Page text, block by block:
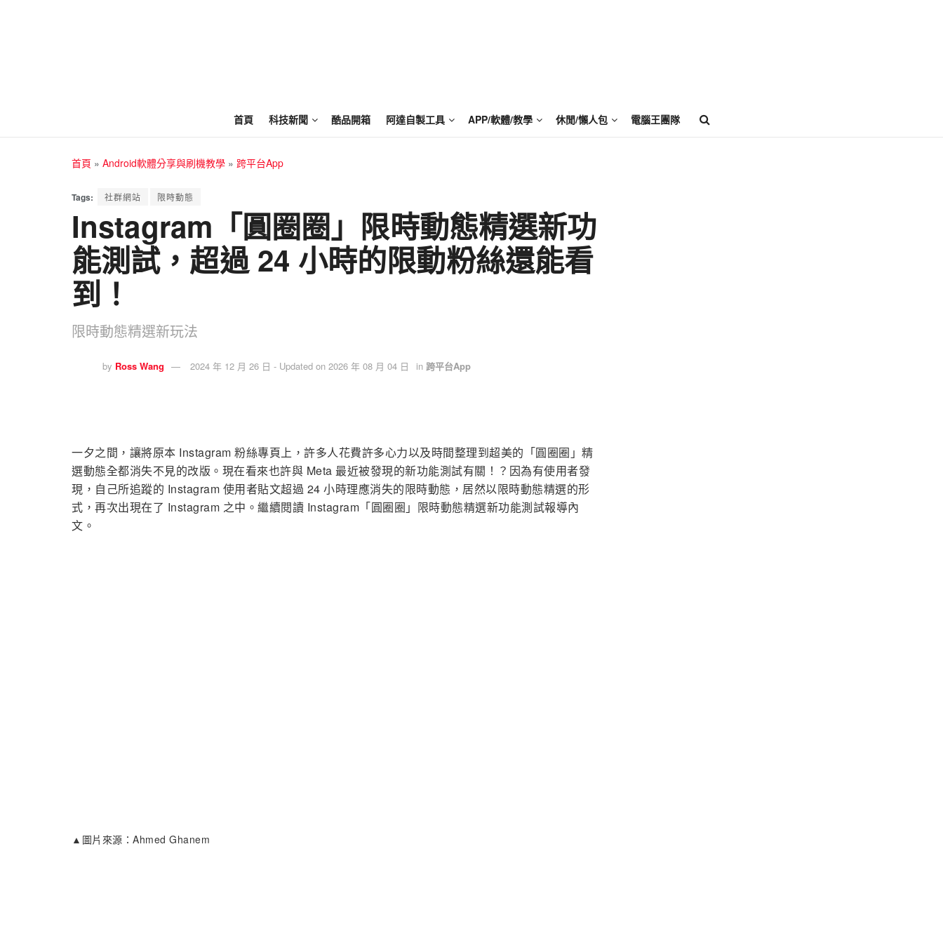
首頁 科技新聞 酷品開箱 阿達自製工具 APP/軟體/教學 休閒/懶人包 電腦王團隊
首頁 » Android軟體分享與刷機教學 » 跨平台App
Tags: 社群網站 限時動態
Instagram「圓圈圈」限時動態精選新功
能測試，超過 24 小時的限動粉絲還能看
到！
限時動態精選新玩法
by Ross Wang 2024 年 12 月 26 日 - Updated on 2026 年 08 月 04 日 in 跨平台App
一夕之間，讓將原本 Instagram 粉絲專頁上，許多人花費許多心力以及時間整理到超美的「圓圈圈」精
選動態全都消失不見的改版。現在看來也許與 Meta 最近被發現的新功能測試有關！？因為有使用者發
現，自己所追蹤的 Instagram 使用者貼文超過 24 小時理應消失的限時動態，居然以限時動態精選的形
式，再次出現在了 Instagram 之中。繼續閱讀 Instagram「圓圈圈」限時動態精選新功能測試報導內
文。
▲圖片來源：Ahmed Ghanem